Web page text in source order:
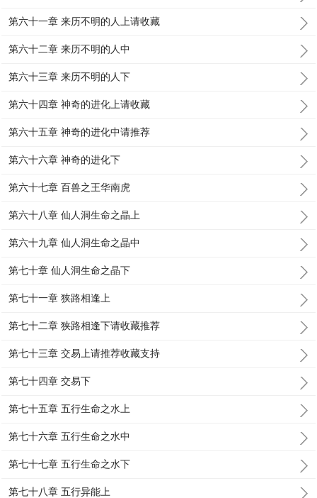
第六十一章 来历不明的人上请收藏
第六十二章 来历不明的人中
第六十三章 来历不明的人下
第六十四章 神奇的进化上请收藏
第六十五章 神奇的进化中请推荐
第六十六章 神奇的进化下
第六十七章 百兽之王华南虎
第六十八章 仙人洞生命之晶上
第六十九章 仙人洞生命之晶中
第七十章 仙人洞生命之晶下
第七十一章 狭路相逢上
第七十二章 狭路相逢下请收藏推荐
第七十三章 交易上请推荐收藏支持
第七十四章 交易下
第七十五章 五行生命之水上
第七十六章 五行生命之水中
第七十七章 五行生命之水下
第七十八章 五行异能上